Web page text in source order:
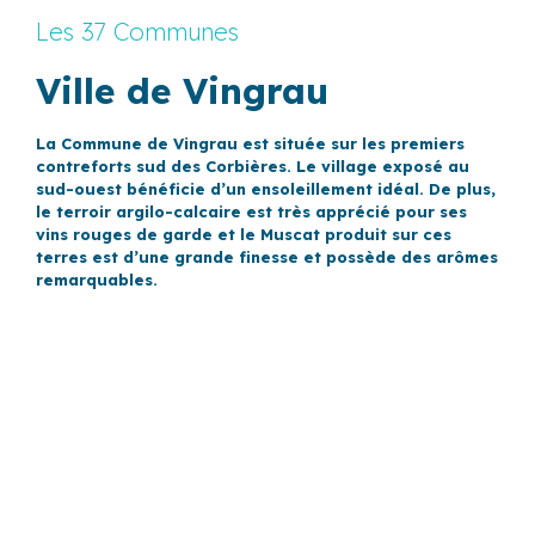
Les 37 Communes
Ville de Vingrau
La Commune de Vingrau est située sur les premiers
contreforts sud des Corbières. Le village exposé au
sud-ouest bénéficie d’un ensoleillement idéal. De plus,
le terroir argilo-calcaire est très apprécié pour ses
vins rouges de garde et le Muscat produit sur ces
terres est d’une grande finesse et possède des arômes
remarquables.